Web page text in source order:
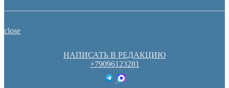
close
НАПИСАТЬ В РЕДАКЦИЮ
+79096123281